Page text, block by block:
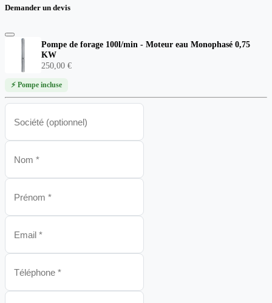
Demander un devis
Pompe de forage 100l/min - Moteur eau Monophasé 0,75
KW
250,00 €
⚡ Pompe incluse